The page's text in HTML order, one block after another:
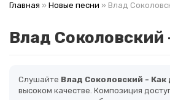
Главная » Новые песни » Влад
Влад Соколовский
Слушайте Влад Соколовский - Как
высоком качестве. Композиция